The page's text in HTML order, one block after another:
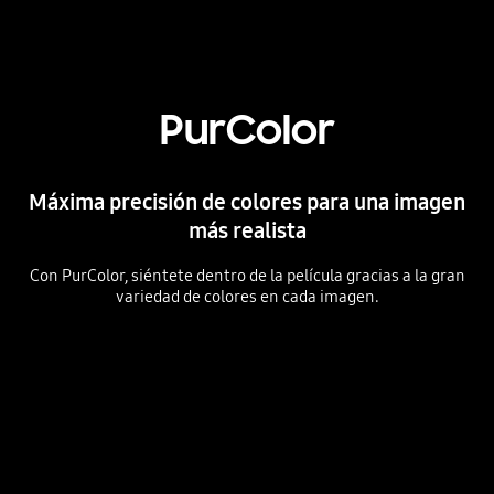
PurColor
Máxima precisión de colores para una imagen
más realista
Con PurColor, siéntete dentro de la película gracias a la gran
variedad de colores en cada imagen.